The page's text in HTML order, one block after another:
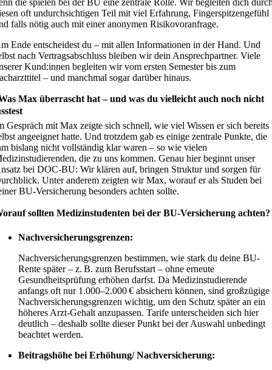
die spielen bei der BU eine zentrale Rolle. Wir begleiten dich
oft undurchsichtigen Teil mit viel Erfahrung, Fingerspitzengefühl
falls nötig auch mit einer anonymen Risikovoranfrage.
Ende entscheidest du – mit allen Informationen in der Hand. Und
nach Vertragsabschluss bleiben wir dein Ansprechpartner. Viele
Kund:innen begleiten wir vom ersten Semester bis zum
– und manchmal sogar darüber hinaus.
Max überrascht hat – und was du vielleicht auch noch nicht
Gespräch mit Max zeigte sich schnell, wie viel Wissen er sich bereits
angeeignet hatte. Und trotzdem gab es einige zentrale Punkte, die
bislang nicht vollständig klar waren – so wie vielen
die zu uns kommen. Genau hier beginnt unser
bei DOC-BU: Wir klären auf, bringen Struktur und sorgen für
Unter anderem zeigten wir Max, worauf er als Studen bei
BU-Versicherung besonders achten sollte.
sollten Medizinstudenten bei der BU-Versicherung achten?
Nachversicherungsgrenzen:
Nachversicherungsgrenzen bestimmen, wie stark du deine BU-
Rente später – z. B. zum Berufsstart – ohne erneute
Gesundheitsprüfung erhöhen darfst. Da Medizinstudierende
anfangs oft nur 1.000–2.000 € absichern können, sind großzügige
Nachversicherungsgrenzen wichtig, um den Schutz später an ein
höheres Arzt-Gehalt anzupassen. Tarife unterscheiden sich hier
deutlich – deshalb sollte dieser Punkt bei der Auswahl unbedingt
beachtet werden.
Beitragshöhe bei Erhöhung/ Nachversicherung: